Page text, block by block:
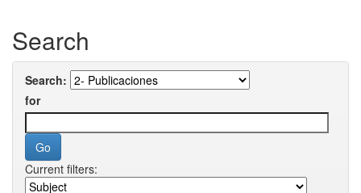
Search
Search:
for
Current filters: